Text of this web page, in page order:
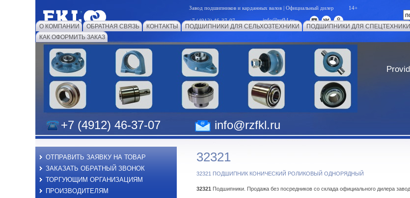
Завод подшипников и карданных валов | Официальный дилер 14+
+7 (4912) 46-37-07
info@rzfkl.ru
О КОМПАНИИ
ОБРАТНАЯ СВЯЗЬ КОНТАКТЫ ПОДШИПНИКИ ДЛЯ СЕЛЬХОЗТЕХНИКИ ПОДШИПНИКИ ДЛЯ СПЕЦТЕХНИКИ
КАК ОФОРМИТЬ ЗАКАЗ
+7 (4912) 46-37-07 info@rzfkl.ru
32321
32321 ПОДШИПНИК КОНИЧЕСКИЙ РОЛИКОВЫЙ ОДНОРЯДНЫЙ
32321 Подшипники. Продажа без посредников со склада официального дилера
ОТПРАВИТЬ ЗАЯВКУ НА ТОВАР
ЗАКАЗАТЬ ОБРАТНЫЙ ЗВОНОК
ТОРГУЮЩИМ ОРГАНИЗАЦИЯМ
ПРОИЗВОДИТЕЛЯМ